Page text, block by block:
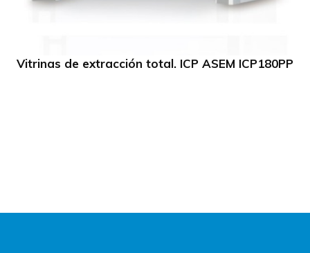
Vitrinas de extracción total. ICP ASEM ICP180PP